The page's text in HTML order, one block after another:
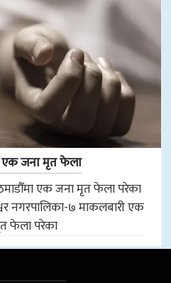
एक जना मृत फेला
एक जना मृत फेला परेका
नगरपालिका-७ माकलबारी एक
फेला परेका